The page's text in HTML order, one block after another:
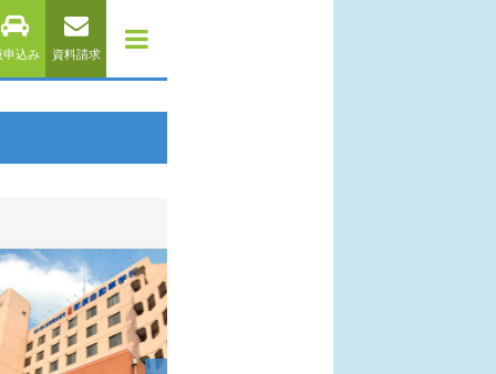
申込み 資料請求